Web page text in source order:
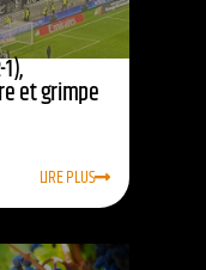
et grimpe
LIRE PLUS